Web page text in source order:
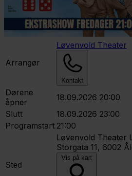
Arrangør
Løvenvold Theater
Kontakt
Dørene
åpner
18.09.2026 20:00
Slutt
18.09.2026 23:00
Programstart 21:00
Sted
Løvenvold Theater
Storgata 11, 6002
Vis på kart